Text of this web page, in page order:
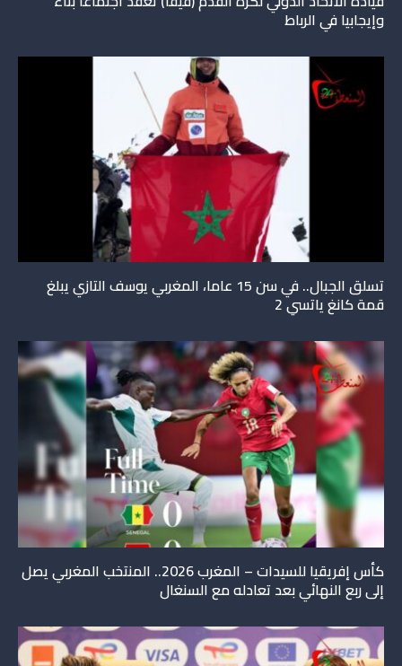
وإيجابيا في الرباط
تسلق الجبال.. في سن 15 عاما، المغربي يوسف التازي يبلغ
قمة كانغ ياتسي 2
كأس إفريقيا للسيدات – المغرب 2026.. المنتخب المغربي يصل
إلى ربع النهائي بعد تعادله مع السنغال